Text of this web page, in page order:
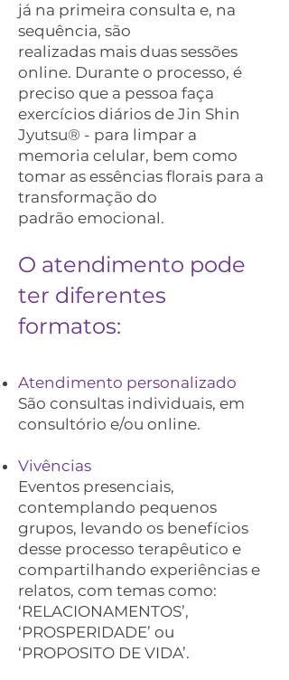
já na primeira consulta e, na
sequência, são
realizadas mais duas sessões
online. Durante o processo, é
preciso que a pessoa faça
exercícios diários de Jin Shin
Jyutsu® - para limpar a
memoria celular, bem como
tomar as essências florais para a
transformação do
padrão emocional.
O atendimento pode
ter diferentes
formatos:
Atendimento personalizado
São consultas individuais, em
consultório e/ou online.
Vivências
Eventos presenciais,
contemplando pequenos
grupos, levando os benefícios
desse processo terapêutico e
compartilhando experiências e
relatos, com temas como:
‘RELACIONAMENTOS’,
‘PROSPERIDADE’ ou
‘PROPOSITO DE VIDA’.